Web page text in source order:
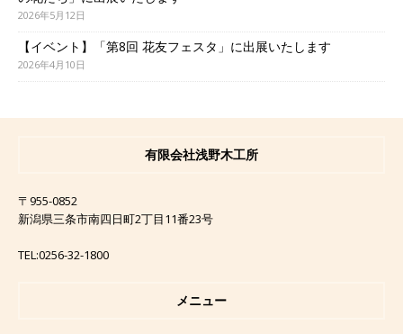
2026年5月12日
【イベント】「第8回 花友フェスタ」に出展いたします
2026年4月10日
有限会社浅野木工所
〒955-0852
新潟県三条市南四日町2丁目11番23号
TEL:0256-32-1800
メニュー